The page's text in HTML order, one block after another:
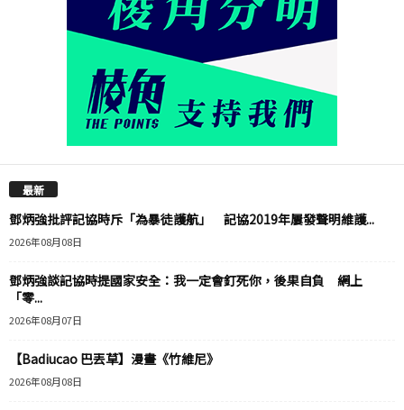
最新
鄧炳強批評記協時斥「為暴徒護航」 記協2019年屢發聲明維護...
2026年08月08日
鄧炳強談記協時提國家安全：我一定會釘死你，後果自負 網上
「零...
2026年08月07日
【Badiucao 巴丟草】漫畫《竹維尼》
2026年08月08日